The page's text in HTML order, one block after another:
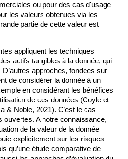
ou pour des cas d'usage
les valeurs obtenues via les
partie de cette valeur est
appliquent les techniques
actifs tangibles à la donnée, qui
approches, fondées sur
de considérer la donnée à un
en considérant les bénéfices
de ces données (Coyle et
& Noble, 2021). C’est le cas
ouvertes. A notre connaissance,
de la valeur de la donnée
explicitement sur les risques
qu’une étude comparative de